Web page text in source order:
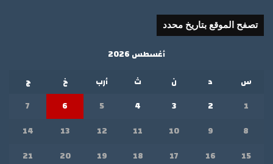
تصفح الموقع بتاريخ محدد
أغسطس 2026
س
د ن ث أرب خ
ج
1
2
3
4
5
6
7
8
9
10
11
12
13
14
15
16
17
18
19
20
21